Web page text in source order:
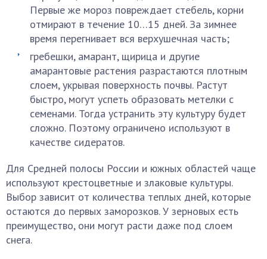
Первые же мороз повреждает стебель, корни
отмирают в течение 10…15 дней. За зимнее
время перегнивает вся верхушечная часть;
гребешки, амарант, щирица и другие
амарантовые растения разрастаются плотным
слоем, укрывая поверхность почвы. Растут
быстро, могут успеть образовать метелки с
семенами. Тогда устранить эту культуру будет
сложно. Поэтому ограничено используют в
качестве сидератов.
Для Средней полосы России и южных областей чаще
используют крестоцветные и злаковые культуры.
Выбор зависит от количества теплых дней, которые
остаются до первых заморозков. У зерновых есть
преимущество, они могут расти даже под слоем
снега.